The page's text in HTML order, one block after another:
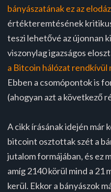
bányászatának ez az
értékteremtésének
teszi lehetővé az újonnan
viszonylag igazságos
a Bitcoin hálózat rendkívül
Ebben a csomópontok is
(ahogyan azt a következő
A cikk írásának idején már
bitcoint osztottak szét a
jutalom formájában, és ez
amíg 2140 körül mind a 21
kerül. Ekkor a bányászok